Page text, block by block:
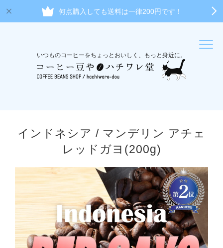
何点購入しても送料は一律200円です！
いつものコーヒーをちょっとおいしく、もっと身近に。
インドネシア / マンデリン アチェ
レッドガヨ(200g)